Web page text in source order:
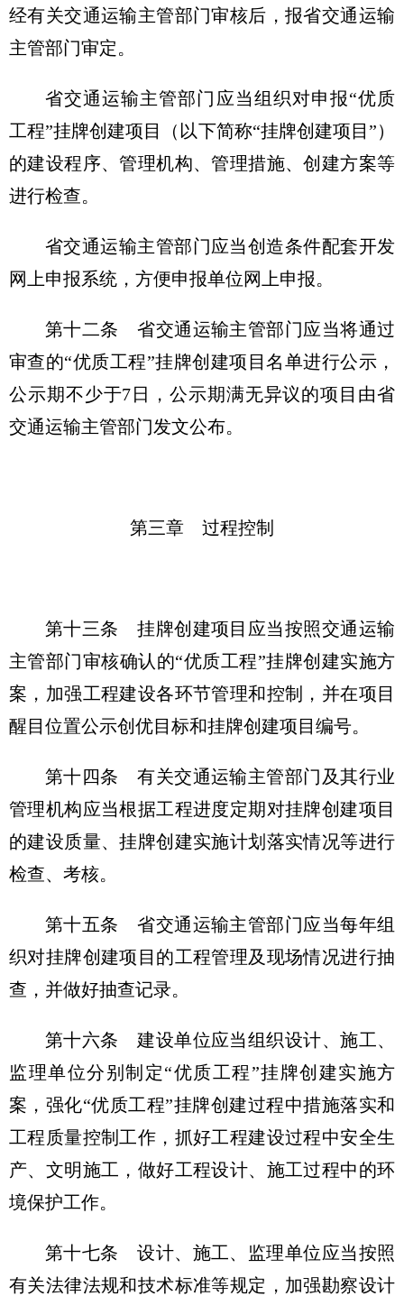
经有关交通运输主管部门审核后，报省交通运输
主管部门审定。
省交通运输主管部门应当组织对申报“优质
工程”挂牌创建项目（以下简称“挂牌创建项目”）
的建设程序、管理机构、管理措施、创建方案等
进行检查。
省交通运输主管部门应当创造条件配套开发
网上申报系统，方便申报单位网上申报。
第十二条 省交通运输主管部门应当将通过
审查的“优质工程”挂牌创建项目名单进行公示，
公示期不少于7日，公示期满无异议的项目由省
交通运输主管部门发文公布。
第三章 过程控制
第十三条 挂牌创建项目应当按照交通运输
主管部门审核确认的“优质工程”挂牌创建实施方
案，加强工程建设各环节管理和控制，并在项目
醒目位置公示创优目标和挂牌创建项目编号。
第十四条 有关交通运输主管部门及其行业
管理机构应当根据工程进度定期对挂牌创建项目
的建设质量、挂牌创建实施计划落实情况等进行
检查、考核。
第十五条 省交通运输主管部门应当每年组
织对挂牌创建项目的工程管理及现场情况进行抽
查，并做好抽查记录。
第十六条 建设单位应当组织设计、施工、
监理单位分别制定“优质工程”挂牌创建实施方
案，强化“优质工程”挂牌创建过程中措施落实和
工程质量控制工作，抓好工程建设过程中安全生
产、文明施工，做好工程设计、施工过程中的环
境保护工作。
第十七条 设计、施工、监理单位应当按照
有关法律法规和技术标准等规定，加强勘察设计